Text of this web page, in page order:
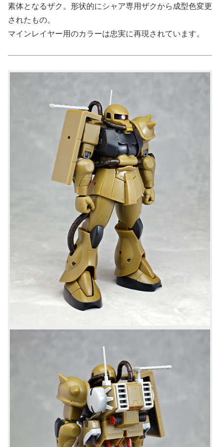
素体となるザク。形状的にシャア専用ザクから成型色変更
されたもの。
マインレイヤー用のカラーは忠実に再現されています。